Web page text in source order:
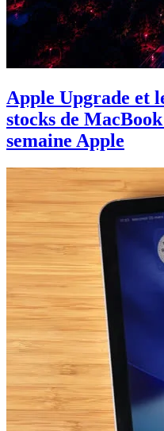
Apple Upgrade et
stocks de
semaine Apple